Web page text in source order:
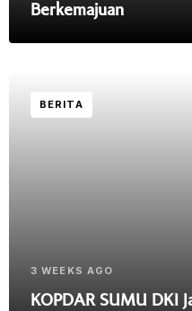
Berkemajuan
BERITA
3 WEEKS AGO
KOPDAR SUMU DKI